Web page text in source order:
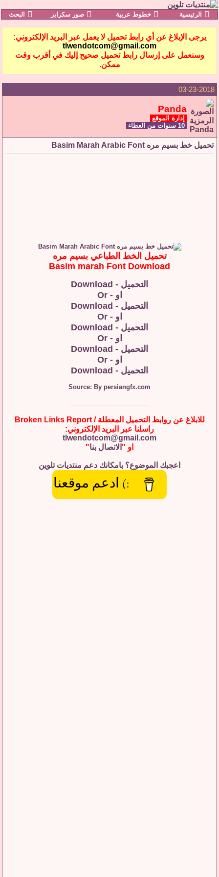
الرئيسية خطوط عربية صور سكرابز البحث
يرجى الإبلاغ عن أي رابط تحميل لا يعمل عبر البريد الإلكتروني:
tlwendotcom@gmail.com
وسنعمل على إرسال رابط تحميل صحيح إليك في أقرب وقت
ممكن.
03-23-2018
Panda
إدارة الموقع
تحميل خط بسيم مره Basim Marah Arabic Font
تحميل الخط الطباعي بسيم مره
Basim marah Font Download
التحميل - Download
او - Or
التحميل - Download
او - Or
التحميل - Download
او - Or
التحميل - Download
او - Or
التحميل - Download
Source: By persiangfx.com
للابلاغ عن روابط التحميل المعطلة / Broken Links Report
راسلنا عبر البريد الإلكتروني:
tlwendotcom@gmail.com
او " الاتصال بنا"
اعجبك الموضوع؟ بامكانك دعم منتديات تلوين
:) ادعم موقعنا